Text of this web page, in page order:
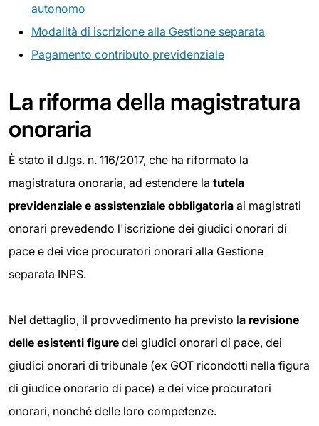
autonomo
Modalità di iscrizione alla Gestione separata
Pagamento contributo previdenziale
La riforma della magistratura
onoraria
È stato il d.lgs. n. 116/2017, che ha riformato la
magistratura onoraria, ad estendere la tutela
previdenziale e assistenziale obbligatoria ai magistrati
onorari prevedendo l'iscrizione dei giudici onorari di
pace e dei vice procuratori onorari alla Gestione
separata INPS.
Nel dettaglio, il provvedimento ha previsto la revisione
delle esistenti figure dei giudici onorari di pace, dei
giudici onorari di tribunale (ex GOT ricondotti nella figura
di giudice onorario di pace) e dei vice procuratori
onorari, nonché delle loro competenze.